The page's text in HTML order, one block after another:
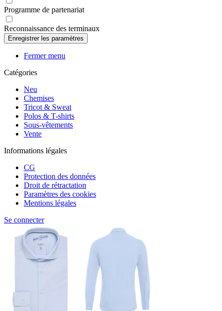
Programme de partenariat
Reconnaissance des terminaux
Fermer menu
Catégories
Neu
Chemises
Tricot & Sweat
Polos & T-shirts
Sous-vêtements
Vente
Informations légales
CG
Protection des données
Droit de rétractation
Paramètres des cookies
Mentions légales
Se connecter